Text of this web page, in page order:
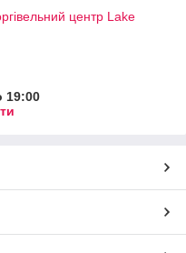
центр Lake
19:00